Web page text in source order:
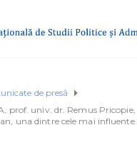
de presă
prof. univ. dr. Remus
una dintre cele mai